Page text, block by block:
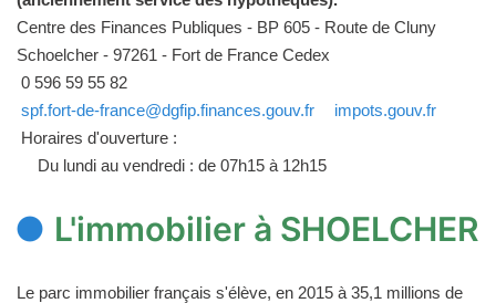
Centre des Finances Publiques - BP 605 - Route de Cluny
Schoelcher - 97261 - Fort de France Cedex
0 596 59 55 82
spf.fort-de-france@dgfip.finances.gouv.fr
impots.gouv.fr
Horaires d'ouverture :
Du lundi au vendredi : de 07h15 à 12h15
L'immobilier à SHOELCHER
Le parc immobilier français s'élève, en 2015 à 35,1 millions de